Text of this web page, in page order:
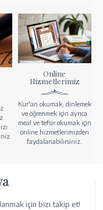
Online
Hizmetlerimiz
Kur'an okumak, dinlemek
ve öğrenmek için ayrıca
meal ve tefsir okumak için
online hizmetlerimizden
faydalanabilirsiniz.
için bizi takip et!